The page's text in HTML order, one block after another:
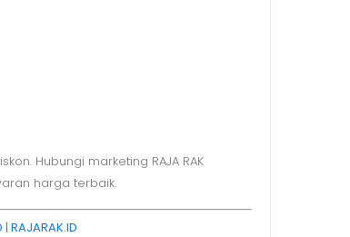
Hubungi marketing RAJA RAK
harga terbaik.
| RAJARAK.ID